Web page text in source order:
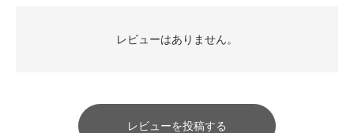
レビューはありません。
レビューを投稿する